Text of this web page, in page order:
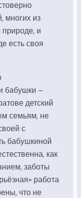
многих из
и
есть своя
бабушки –
детский
семьям, не
с
бабушкиной
как
заботы
работа
что не